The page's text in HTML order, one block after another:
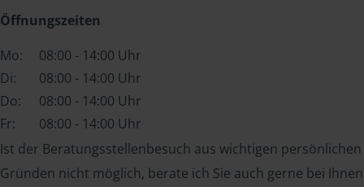
Öffnungszeiten
Mo:
08:00 - 14:00 Uhr
Di:
08:00 - 14:00 Uhr
Do:
08:00 - 14:00 Uhr
Fr:
08:00 - 14:00 Uhr
Ist der Beratungsstellenbesuch aus wichtigen persönlichen
Gründen nicht möglich, berate ich Sie auch gerne bei Ihnen